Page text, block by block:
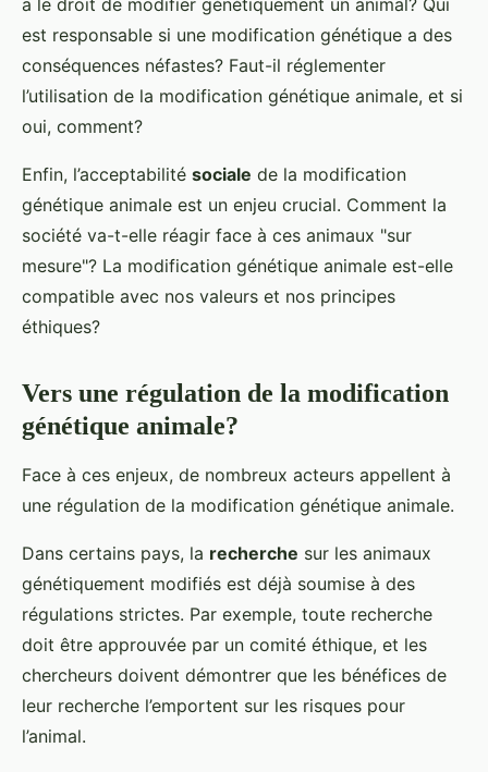
a le droit de modifier génétiquement un animal? Qui
est responsable si une modification génétique a des
conséquences néfastes? Faut-il réglementer
l’utilisation de la modification génétique animale, et si
oui, comment?
Enfin, l’acceptabilité sociale de la modification
génétique animale est un enjeu crucial. Comment la
société va-t-elle réagir face à ces animaux "sur
mesure"? La modification génétique animale est-elle
compatible avec nos valeurs et nos principes
éthiques?
Vers une régulation de la modification
génétique animale?
Face à ces enjeux, de nombreux acteurs appellent à
une régulation de la modification génétique animale.
Dans certains pays, la recherche sur les animaux
génétiquement modifiés est déjà soumise à des
régulations strictes. Par exemple, toute recherche
doit être approuvée par un comité éthique, et les
chercheurs doivent démontrer que les bénéfices de
leur recherche l’emportent sur les risques pour
l’animal.